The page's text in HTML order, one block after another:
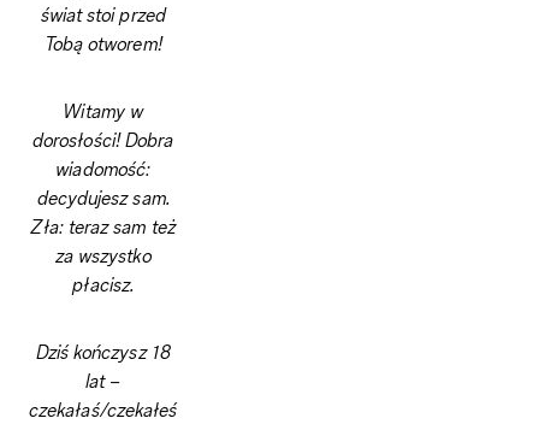
świat stoi przed
Tobą otworem!
Witamy w
dorosłości! Dobra
wiadomość:
decydujesz sam.
Zła: teraz sam też
za wszystko
płacisz.
Dziś kończysz 18
lat –
czekałaś/czekałeś